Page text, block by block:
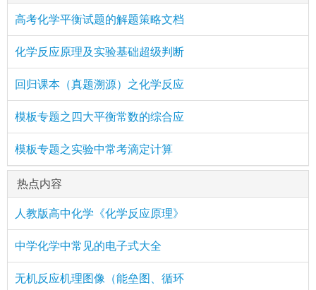
高考化学平衡试题的解题策略文档
化学反应原理及实验基础超级判断
回归课本（真题溯源）之化学反应
模板专题之四大平衡常数的综合应
模板专题之实验中常考滴定计算
热点内容
人教版高中化学《化学反应原理》
中学化学中常见的电子式大全
无机反应机理图像（能垒图、循环